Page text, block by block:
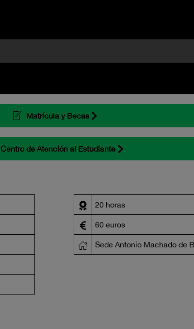
Matrícula y Becas
Centro de Atención al Estudiante
20 horas
60 euros
Sede Antonio Machado de